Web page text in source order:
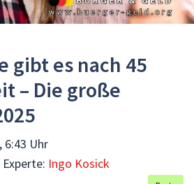
gibt es nach 45
– Die große
6:43 Uhr
Experte: Ingo Kosick